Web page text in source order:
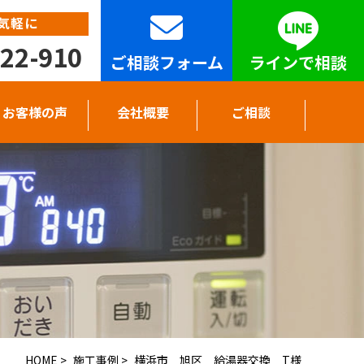
軽に
910 ご相談フォーム ラインで相談
お客様の声 会社概要 ご相談
HOME > 施工事例 > 横浜市 旭区 給湯器交換 T様